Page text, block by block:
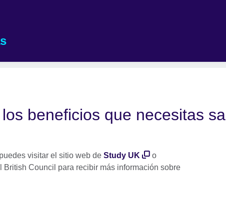
beneficios que necesitas
visitar el sitio web de Study UK
o
British Council para recibir más información sobre